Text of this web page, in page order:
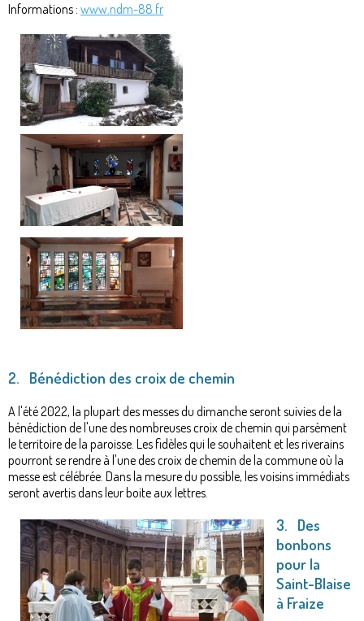
Informations : www.ndm-88.fr
2. Bénédiction des croix de chemin
A l'été 2022, la plupart des messes du dimanche seront suivies de la
bénédiction de l'une des nombreuses croix de chemin qui parsèment
le territoire de la paroisse. Les fidèles qui le souhaitent et les riverains
pourront se rendre à l'une des croix de chemin de la commune où la
messe est célébrée. Dans la mesure du possible, les voisins immédiats
seront avertis dans leur boite aux lettres.
3. Des
bonbons
pour la
Saint-Blaise
à Fraize